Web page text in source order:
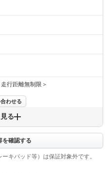
行距離無制限＞
わせる
る
を確認する
キパッド等）は保証対象外です。